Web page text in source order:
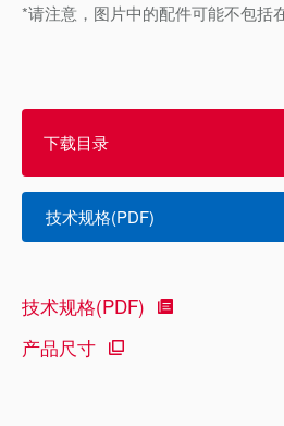
*请注意，图片中的配件可能不包括
下载目录
技术规格(PDF)
技术规格(PDF)
产品尺寸